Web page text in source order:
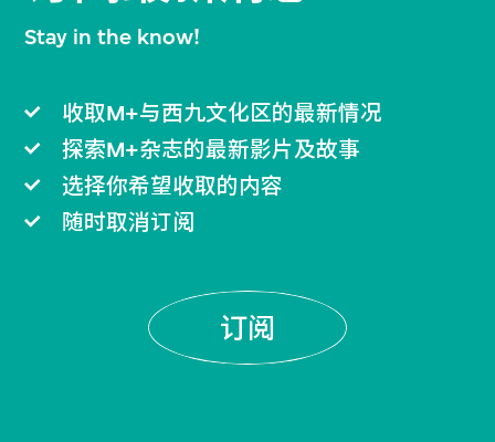
Stay in the know!
收取M+与西九文化区的最新情况
探索M+杂志的最新影片及故事
选择你希望收取的内容
随时取消订阅
订阅